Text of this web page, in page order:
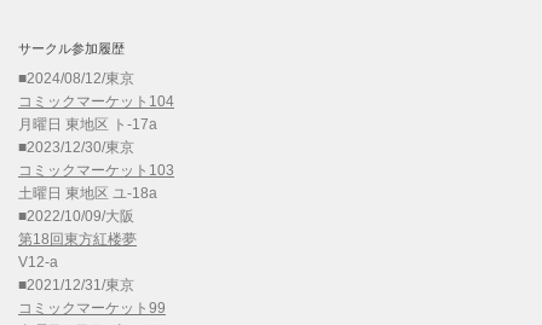
サークル参加履歴
■2024/08/12/東京
コミックマーケット104
月曜日 東地区 ト-17a
■2023/12/30/東京
コミックマーケット103
土曜日 東地区 ユ-18a
■2022/10/09/大阪
第18回東方紅楼夢
V12-a
■2021/12/31/東京
コミックマーケット99